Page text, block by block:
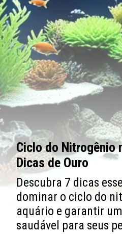
Ciclo do Nitrogênio
Dicas de Ouro
Descubra 7 dicas
dominar o ciclo do
aquário e garantir
saudável para seus